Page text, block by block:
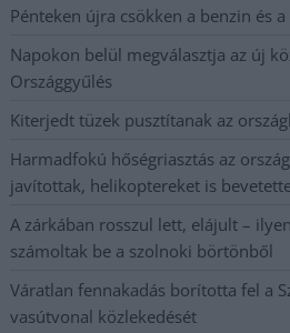
Pénteken újra csökken a benzin és
Napokon belül megválasztja az új
Országgyűlés
Kiterjedt tüzek pusztítanak az
Harmadfokú hőségriasztás az
javítottak, helikoptereket is
A zárkában rosszul lett, elájult –
számoltak be a szolnoki börtönből
Váratlan fennakadás borította fel a
vasútvonal közlekedését